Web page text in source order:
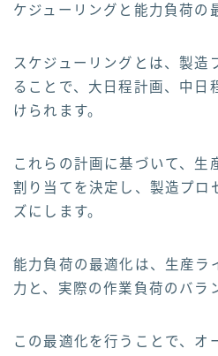
ケジューリングと能力負荷の
スケジューリングとは、製造
ることで、大日程計画、中日
けられます。
これらの計画に基づいて、生
割り当てを決定し、製造プロ
ズにします。
能力負荷の最適化は、生産ラ
力と、実際の作業負荷のバラ
この最適化を行うことで、オ